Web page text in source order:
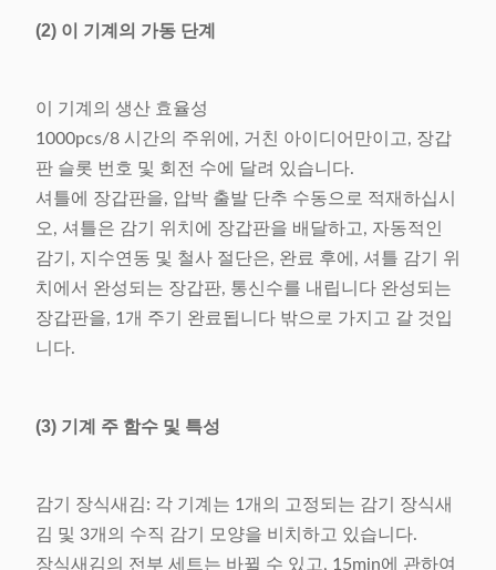
(2) 이 기계의 가동 단계
이 기계의 생산 효율성
1000pcs/8 시간의 주위에, 거친 아이디어만이고, 장갑
판 슬롯 번호 및 회전 수에 달려 있습니다.
셔틀에 장갑판을, 압박 출발 단추 수동으로 적재하십시
오, 셔틀은 감기 위치에 장갑판을 배달하고, 자동적인
감기, 지수연동 및 철사 절단은, 완료 후에, 셔틀 감기 위
치에서 완성되는 장갑판, 통신수를 내립니다 완성되는
장갑판을, 1개 주기 완료됩니다 밖으로 가지고 갈 것입
니다.
(3) 기계 주 함수 및 특성
감기 장식새김: 각 기계는 1개의 고정되는 감기 장식새
김 및 3개의 수직 감기 모양을 비치하고 있습니다.
장식새김의 전부 세트는 바뀔 수 있고, 15min에 관하여